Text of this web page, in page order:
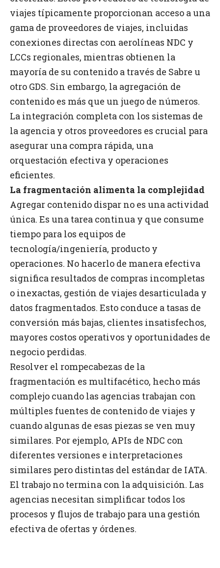
viajes típicamente proporcionan acceso a una
gama de proveedores de viajes, incluidas
conexiones directas con aerolíneas NDC y
LCCs regionales, mientras obtienen la
mayoría de su contenido a través de Sabre u
otro GDS. Sin embargo, la agregación de
contenido es más que un juego de números.
La integración completa con los sistemas de
la agencia y otros proveedores es crucial para
asegurar una compra rápida, una
orquestación efectiva y operaciones
eficientes.
La fragmentación alimenta la complejidad
Agregar contenido dispar no es una actividad
única. Es una tarea continua y que consume
tiempo para los equipos de
tecnología/ingeniería, producto y
operaciones. No hacerlo de manera efectiva
significa resultados de compras incompletas
o inexactas, gestión de viajes desarticulada y
datos fragmentados. Esto conduce a tasas de
conversión más bajas, clientes insatisfechos,
mayores costos operativos y oportunidades de
negocio perdidas.
Resolver el rompecabezas de la
fragmentación es multifacético, hecho más
complejo cuando las agencias trabajan con
múltiples fuentes de contenido de viajes y
cuando algunas de esas piezas se ven muy
similares. Por ejemplo, APIs de NDC con
diferentes versiones e interpretaciones
similares pero distintas del estándar de IATA.
El trabajo no termina con la adquisición. Las
agencias necesitan simplificar todos los
procesos y flujos de trabajo para una gestión
efectiva de ofertas y órdenes.